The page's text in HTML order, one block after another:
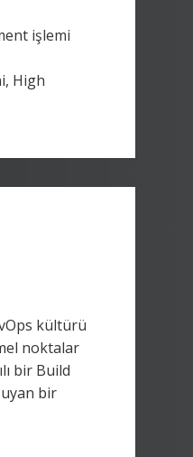
işlemi
High
kültürü
noktalar
bir Build
bir